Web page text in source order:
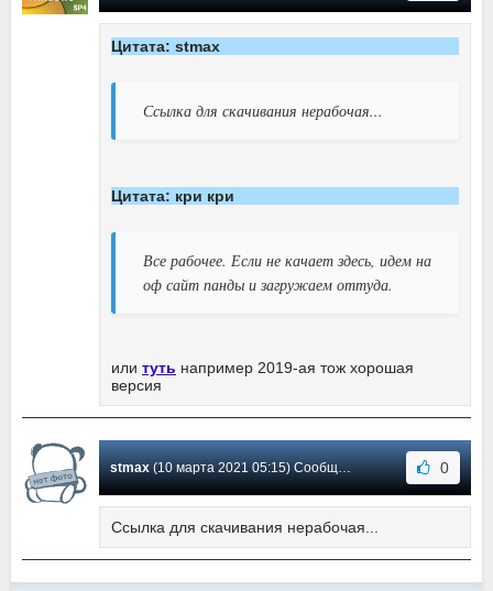
Цитата: stmax
Ссылка для скачивания нерабочая...
Цитата: кри кри
Все рабочее. Если не качает здесь, идем на
оф сайт панды и загружаем оттуда.
или туть например 2019-ая тож хорошая
версия
stmax(10 марта 2021 05:15) Сообщение #147 0
Ссылка для скачивания нерабочая...